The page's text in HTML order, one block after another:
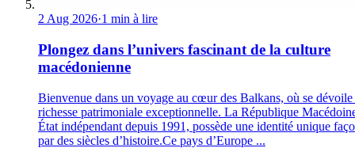
2 Aug 2026·1 min à lire
Plongez dans l’univers fascinant de la culture
macédonienne
Bienvenue dans un voyage au cœur des Balkans, où se dévoile
richesse patrimoniale exceptionnelle. La République
État indépendant depuis 1991, possède une identité unique
par des siècles d’histoire.Ce pays d’Europe ...